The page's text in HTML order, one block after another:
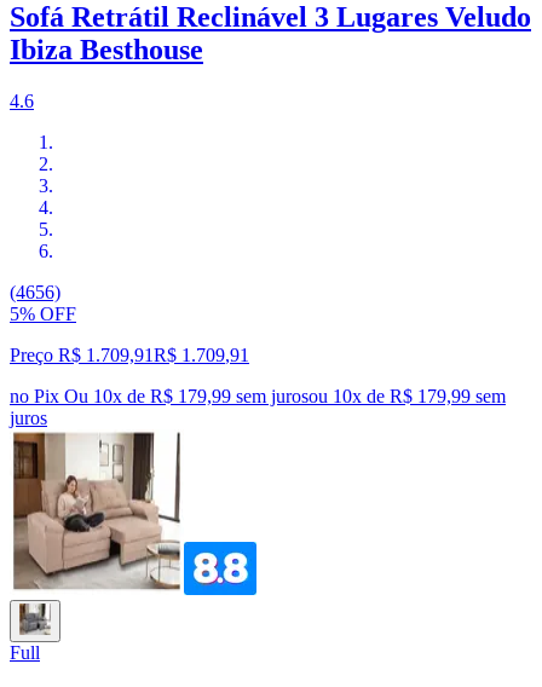
Sofá Retrátil Reclinável 3 Lugares Veludo
Ibiza Besthouse
4.6
(4656)
5% OFF
Preço R$ 1.709,91R$ 1.709,91
no Pix Ou 10x de R$ 179,99 sem jurosou 10x de R$ 179,99 sem
juros
Full